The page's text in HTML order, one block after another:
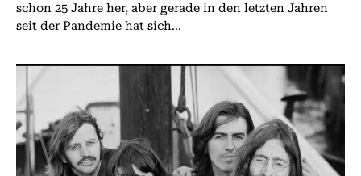
schon 25 Jahre her, aber gerade in den letzten Jahren
seit der Pandemie hat sich...